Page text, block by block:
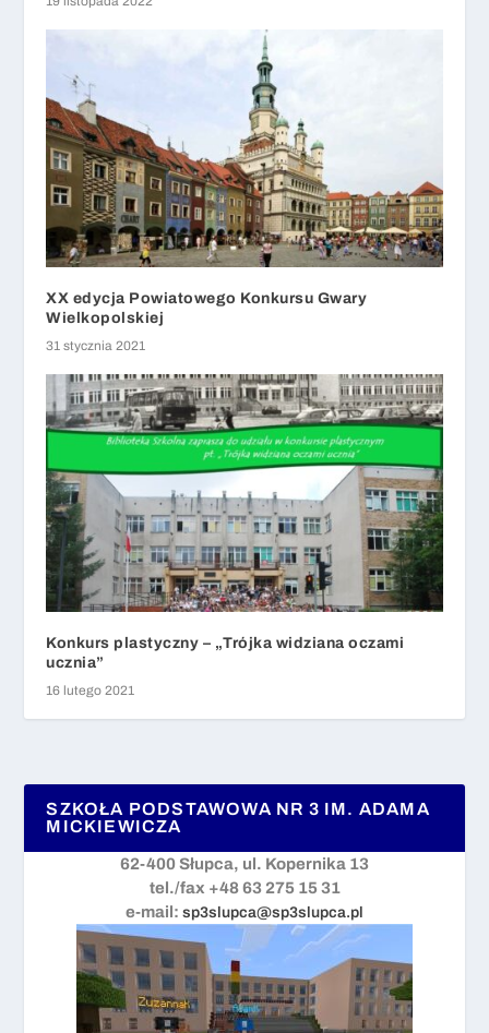
XX edycja Powiatowego Konkursu Gwary
Wielkopolskiej
31 stycznia 2021
Konkurs plastyczny – „Trójka widziana oczami
ucznia”
16 lutego 2021
SZKOŁA PODSTAWOWA NR 3 IM. ADAMA
MICKIEWICZA
62-400 Słupca, ul. Kopernika 13
tel./fax +48 63 275 15 31
e-mail: sp3slupca@sp3slupca.pl